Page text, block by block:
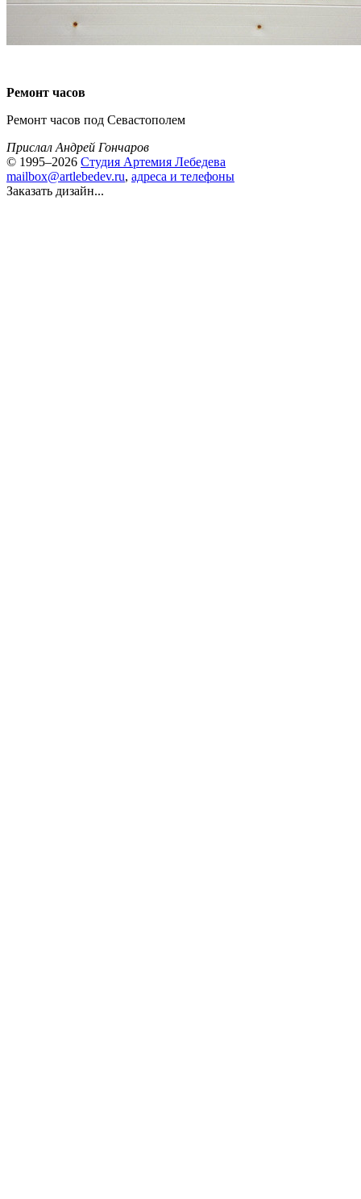
Ремонт часов
Ремонт часов под Севастополем
Прислал Андрей Гончаров
© 1995–2026 Студия Артемия Лебедева
mailbox@artlebedev.ru, адреса и телефоны
Заказать дизайн...